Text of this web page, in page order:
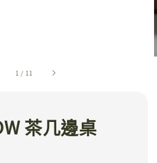
1 / 11
茶几邊桌